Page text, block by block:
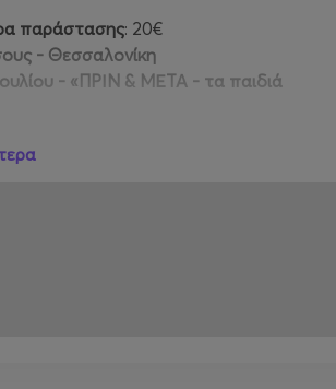
παράστασης: 20€
- Θεσσαλονίκη
- «ΠΡΙΝ & ΜΕΤΑ - τα παιδιά